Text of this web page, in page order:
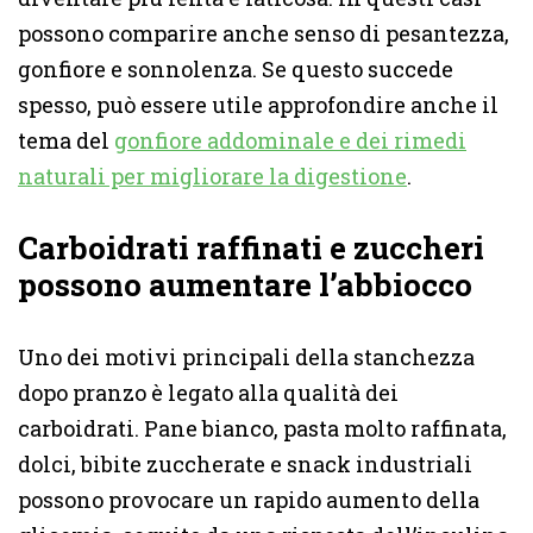
possono comparire anche senso di pesantezza,
gonfiore e sonnolenza. Se questo succede
spesso, può essere utile approfondire anche il
tema del gonfiore addominale e dei rimedi
naturali per migliorare la digestione.
Carboidrati raffinati e zuccheri
possono aumentare l’abbiocco
Uno dei motivi principali della stanchezza
dopo pranzo è legato alla qualità dei
carboidrati. Pane bianco, pasta molto raffinata,
dolci, bibite zuccherate e snack industriali
possono provocare un rapido aumento della